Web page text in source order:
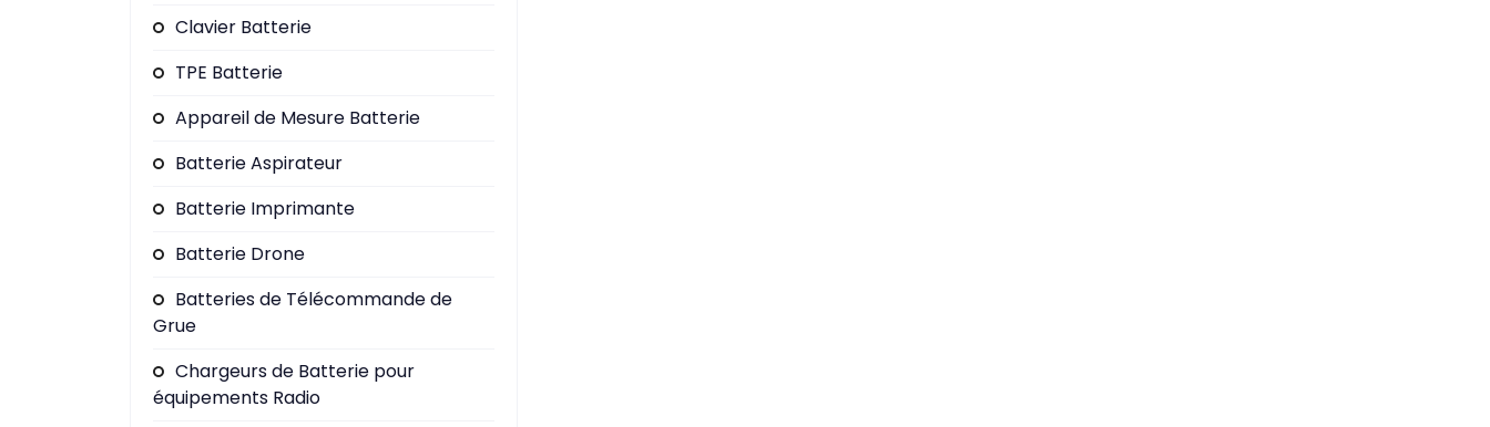
Clavier Batterie
TPE Batterie
Appareil de Mesure Batterie
Batterie Aspirateur
Batterie Imprimante
Batterie Drone
Batteries de Télécommande de
Grue
Chargeurs de Batterie pour
équipements Radio